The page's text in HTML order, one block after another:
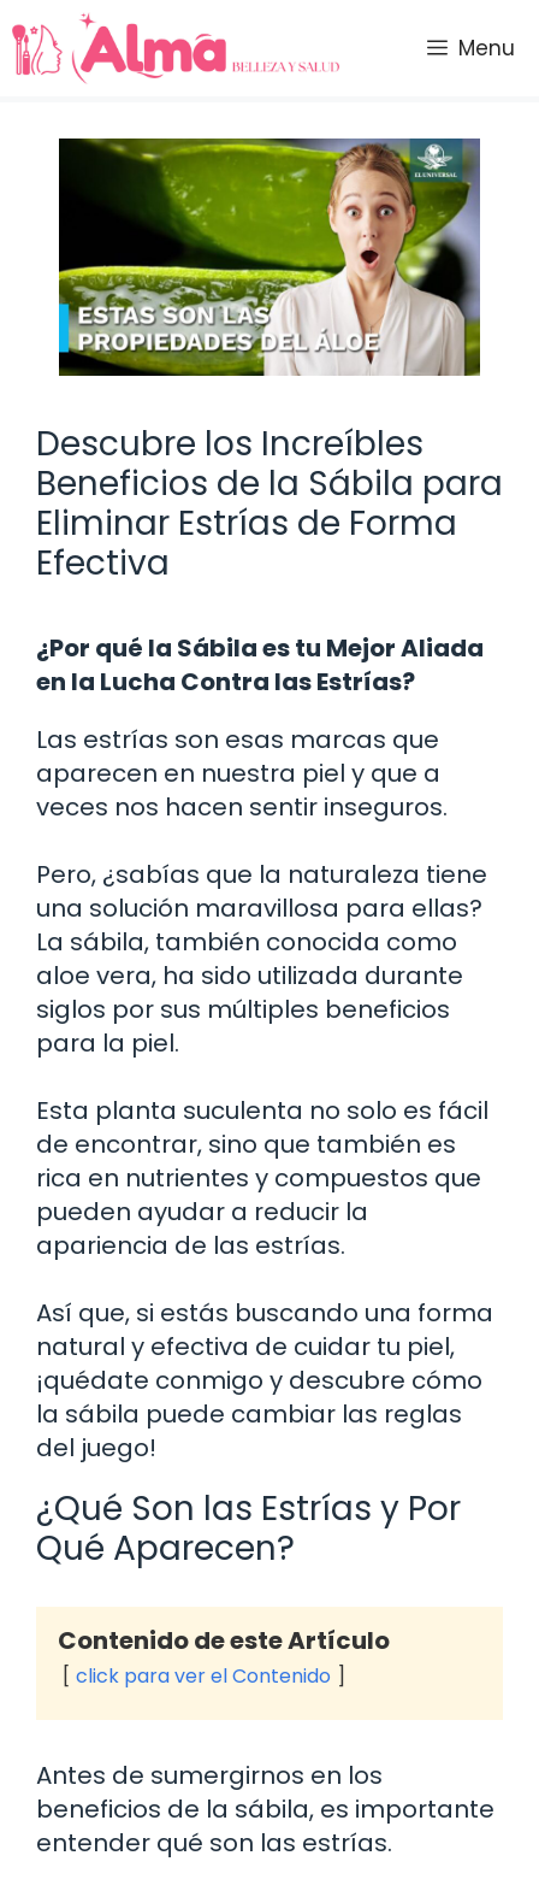
Saltar
al
contenido
Menu
Descubre los Increíbles
Beneficios de la Sábila para
Eliminar Estrías de Forma
Efectiva
¿Por qué la Sábila es tu Mejor Aliada
en la Lucha Contra las Estrías?
Las estrías son esas marcas que
aparecen en nuestra piel y que a
veces nos hacen sentir inseguros.
Pero, ¿sabías que la naturaleza tiene
una solución maravillosa para ellas?
La sábila, también conocida como
aloe vera, ha sido utilizada durante
siglos por sus múltiples beneficios
para la piel.
Esta planta suculenta no solo es fácil
de encontrar, sino que también es
rica en nutrientes y compuestos que
pueden ayudar a reducir la
apariencia de las estrías.
Así que, si estás buscando una forma
natural y efectiva de cuidar tu piel,
¡quédate conmigo y descubre cómo
la sábila puede cambiar las reglas
del juego!
¿Qué Son las Estrías y Por
Qué Aparecen?
Contenido de este Artículo
click para ver el Contenido
Antes de sumergirnos en los
beneficios de la sábila, es importante
entender qué son las estrías.